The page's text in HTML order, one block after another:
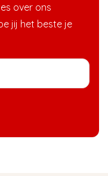
over ons
jij het beste je